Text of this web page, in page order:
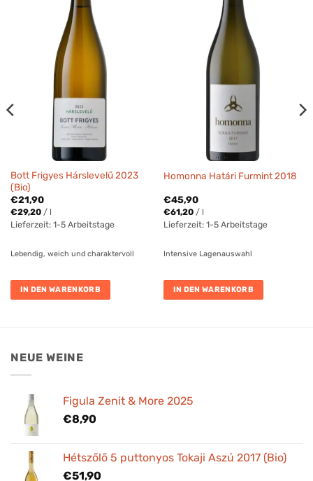
Bott Frigyes Hárslevelű 2023
(Bio)
€21,90
€29,20/ l
Lieferzeit: 1-5 Arbeitstage
Lebendig, weich und charaktervoll
IN DEN WARENKORB
Homonna Határi Furmint 2018
€45,90
€61,20/ l
Lieferzeit: 1-5 Arbeitstage
Intensive Lagenauswahl
IN DEN WARENKORB
NEUE WEINE
Figula Zenit & More 2025
€8,90
Hétszőlő 5 puttonyos Tokaji Aszú 2017 (Bio)
€51,90